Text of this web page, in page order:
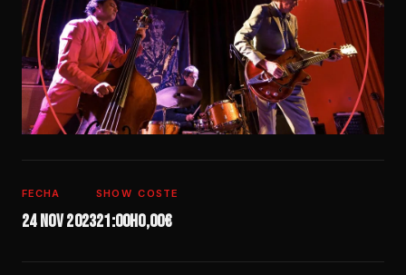
FECHA
24 nov 2023
SHOW
21:00h
COSTE
0,00€